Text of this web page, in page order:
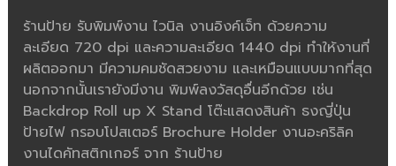
ร้านป้าย รับพิมพ์งาน ไวนิล งานอิงค์เจ็ท ด้วยความ
ละเอียด 720 dpi และความละเอียด 1440 dpi ทำให้งานที่
ผลิตออกมา มีความคมชัดสวยงาม และเหมือนแบบมากที่สุด
นอกจากนั้นเรายังมีงาน พิมพ์ลงวัสดุอื่นอีกด้วย เช่น
Backdrop Roll up X Stand โต๊ะแสดงสินค้า ธงญี่ปุ่น
ป้ายไฟ กรอบโปสเตอร์ Brochure Holder งานอะคริลิค
งานไดคัทสติกเกอร์ จาก ร้านป้าย